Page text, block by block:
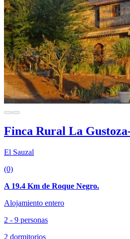
Finca Rural La
El Sauzal
(0)
A 19.4 Km de Roque Negro.
Alojamiento entero
2 - 9 personas
2 dormitorios